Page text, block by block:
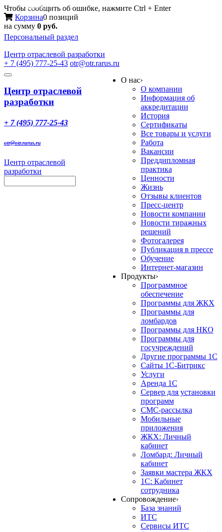
Чтобы сообщить об ошибке, нажмите Ctrl + Enter
Корзина0 позиций
на сумму 0 руб.
Персональный раздел
Центр отраслевой разработки
+ 7 (495) 777-25-43 otr@otr.rarus.ru
Toggle
Меню
Центр отраслевой
разработки
+ 7 (495) 777-25-43
otr@otr.rarus.ru
Центр отраслевой
разработки
О нас›
О компании
Информация об
аккредитации
История
Сертификаты
Все товары и услуги
Работа
Вакансии
Преддипломная
практика
Ценности
Жизнь
Отзывы клиентов
Пресс-центр
Новости компании
Новости тиражных
решений
Фотогалерея
Публикация в прессе
Обучение
Интернет-магазин
Продукты›
Программное
обеспечение
Программы для ЖКХ
Программы для
ломбардов
Программы для НКО
Программы для
госучреждений
Другие программы 1С
Сайты 1С-Битрикс
Услуги
Аренда 1С
Сервер для установки
программ
СМС-рассылка
Мобильные
приложения
ЖКХ: Личный
кабинет
Ломбард: Личный
кабинет
Заявки мастера ЖКХ
1С: Кабинет
сотрудника
Сопровождение›
База знаний
ИТС
Сервисы ИТС